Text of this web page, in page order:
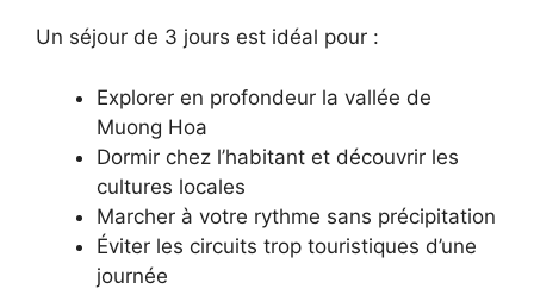
Un séjour de 3 jours est idéal pour :
Explorer en profondeur la vallée de
Muong Hoa
Dormir chez l’habitant et découvrir les
cultures locales
Marcher à votre rythme sans précipitation
Éviter les circuits trop touristiques d’une
journée